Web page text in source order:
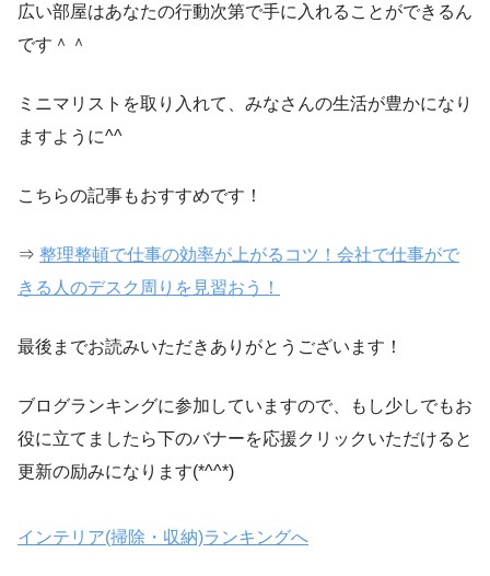
広い部屋はあなたの行動次第で手に入れることができるん
です＾＾
ミニマリストを取り入れて、みなさんの生活が豊かになり
ますように^^
こちらの記事もおすすめです！
⇒ 整理整頓で仕事の効率が上がるコツ！会社で仕事がで
きる人のデスク周りを見習おう！
最後までお読みいただきありがとうございます！
ブログランキングに参加していますので、もし少しでもお
役に立てましたら下のバナーを応援クリックいただけると
更新の励みになります(*^^*)
インテリア(掃除・収納)ランキングへ